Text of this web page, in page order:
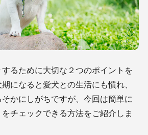
るために大切な２つのポイントを
になると愛犬との生活にも慣れ、
かにしがちですが、今回は簡単に
チェックできる方法をご紹介しま